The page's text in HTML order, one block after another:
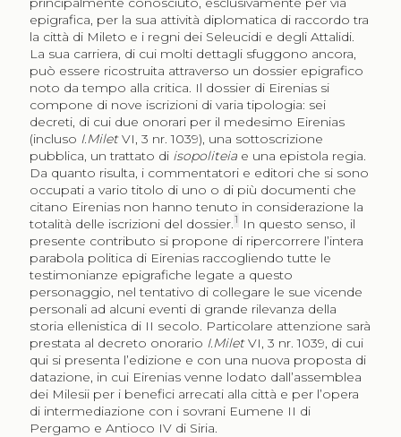
epigrafica, per la sua attività diplomatica di raccordo tra
la città di Mileto e i regni dei Seleucidi e degli Attalidi.
La sua carriera, di cui molti dettagli sfuggono ancora,
può essere ricostruita attraverso un dossier epigrafico
noto da tempo alla critica. Il dossier di Eirenias si
compone di nove iscrizioni di varia tipologia: sei
decreti, di cui due onorari per il medesimo Eirenias
(incluso I.MiletVI, 3 nr. 1039), una sottoscrizione
pubblica, un trattato di isopoliteiae una epistola regia.
Da quanto risulta, i commentatori e editori che si sono
occupati a vario titolo di uno o di più documenti che
citano Eirenias non hanno tenuto in considerazione la
totalità delle iscrizioni del dossier.1
In questo senso, il
presente contributo si propone di ripercorrere l’intera
parabola politica di Eirenias raccogliendo tutte le
testimonianze epigrafiche legate a questo
personaggio, nel tentativo di collegare le sue vicende
personali ad alcuni eventi di grande rilevanza della
storia ellenistica di II secolo. Particolare attenzione sarà
prestata al decreto onorario I.MiletVI, 3 nr. 1039, di cui
qui si presenta l’edizione e con una nuova proposta di
datazione, in cui Eirenias venne lodato dall’assemblea
dei Milesii per i benefici arrecati alla città e per l’opera
di intermediazione con i sovrani Eumene II di
Pergamo e Antioco IV di Siria.